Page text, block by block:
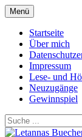
Zum
Inhalt
springen
Menü
Startseite
Über mich
Impressum
Lese- und
Neuzugänge
Gewinnspiel